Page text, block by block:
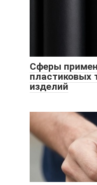
Сферы
пластиковых
изделий